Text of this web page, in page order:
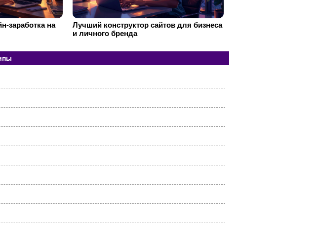
заработка на
Лучший конструктор сайтов для бизнеса
и личного бренда